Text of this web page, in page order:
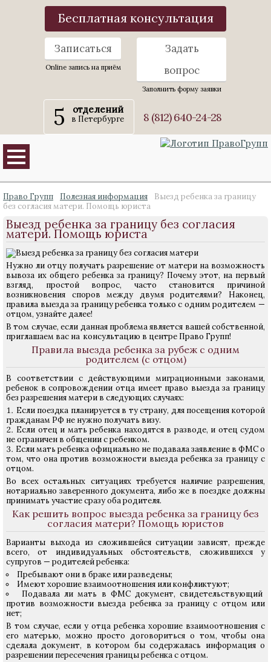
Бесплатная консультация
Записаться
Online запись на приём
Задать
вопрос
Заполнить форму заявки
5 отделений
в Петербурге 8 (812) 640-24-28
Право Групп Полезная информация
Выезд ребенка за границу
без согласия матери. Помощь юриста
Выезд ребенка за границу без согласия
матери. Помощь юриста
Нужно ли отцу получать разрешение от матери на возможность
вывоза их общего ребенка за границу? Почему этот, на первый
взгляд, простой вопрос, часто становится причиной
возникновения споров между двумя родителями? Наконец,
правила выезда за границу ребенка только с одним родителем —
отцом, узнайте далее!
В том случае, если данная проблема является вашей собственной,
приглашаем вас на консультацию в центре Право Групп!
Правила выезда ребенка за рубеж с одним
родителем (с отцом)
В соответствии с действующими миграционными законами,
ребенок в сопровождении отца имеет право выезда за границу
без разрешения матери в следующих случаях:
Если поездка планируется в ту страну, для посещения которой
гражданам РФ не нужно получать визу.
Если отец и мать ребенка находятся в разводе, и отец судом
не ограничен в общении с ребенком.
Если мать ребенка официально не подавала заявление в ФМС о
том, что она против возможности выезда ребенка за границу с
отцом.
Во всех остальных ситуациях требуется наличие разрешения,
нотариально заверенного документа, либо же в поездке должны
принимать участие сразу оба родителя.
Как решить вопрос выезда ребенка за границу без
согласия матери? Помощь юристов
Варианты выхода из сложившейся ситуации зависят, прежде
всего, от индивидуальных обстоятельств, сложившихся у
супругов — родителей ребенка:
Пребывают они в браке или разведены;
Имеют хорошие взаимоотношения или конфликтуют;
Подавала ли мать в ФМС документ, свидетельствующий
против возможности выезда ребенка за границу с отцом или
нет;
В том случае, если у отца ребенка хорошие взаимоотношения с
его матерью, можно просто договориться о том, чтобы она
сделала документ, в котором бы содержалась информация о
разрешении пересечения границы ребенка с отцом.